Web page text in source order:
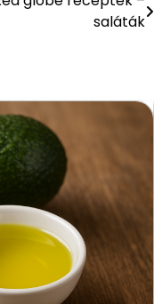
saláták